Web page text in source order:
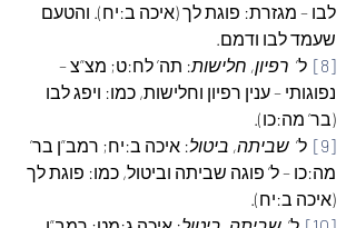
לבו – מגזרת: פוגת לך (איכה ב:יח). והטעם
שעמד לבו ודמם.
[8]
ל’ רפיון, חלישות: תה’ לח:ט; מצ”צ –
נפוגותי – ענין רפיון וחלישות, כמו: ויפג לבו
(בר’ מה:כו).
[9]
ל’ שביתה, ביטול: איכה ב:יח; רמב”ן בר’
מה:כו – ל’ פוגה שביתה וביטול, כמו: פוגת לך
(איכה ב:יח).